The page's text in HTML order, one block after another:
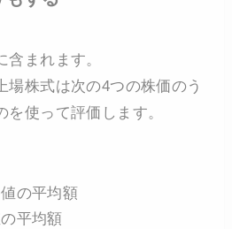
含まれます。
場株式は次の4つの株価のう
使って評価します。
の平均額
平均額